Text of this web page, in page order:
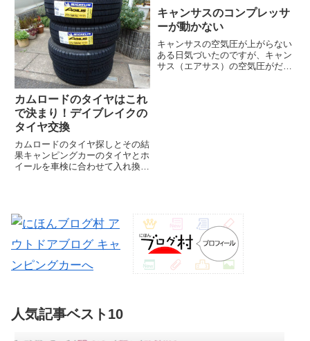
れとも自殺なのか。事件性はない
ようにみられるけれど、もし自殺
だ...
ちがイマイチ、少し大きくて使
い...
カムロードのタイヤはこれ
で決まり！デイブレイクの
タイヤ交換
カムロードのタイヤ探しとその結
果キャンピングカーのタイヤとホ
イールを車検に合わせて入れ換え
それは、ミシュランAGILIS...
キャンサスのコンプレッサ
ーが動かない
キャンサスの空気圧が上がらない
ある日気づいたのですが、キャン
サス（エアサス）の空気圧がだん
人気記事ベスト10